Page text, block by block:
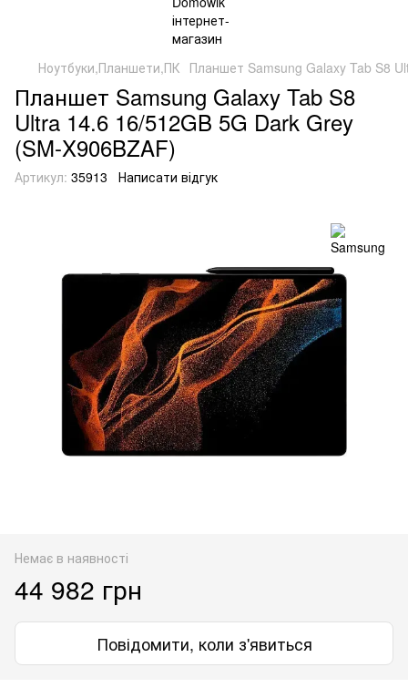
Ноутбуки,Планшети,ПК Планшет Samsung Galaxy Tab S8
Планшет Samsung Galaxy Tab S8
Ultra 14.6 16/512GB 5G Dark Grey
(SM-X906BZAF)
Артикул: 35913 Написати відгук
Немає в наявності
44 982 грн
Повідомити, коли з'явиться